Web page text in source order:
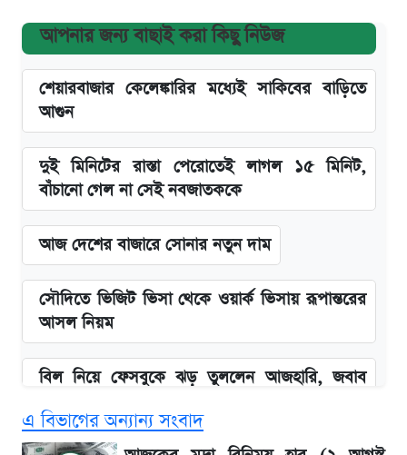
আপনার জন্য বাছাই করা কিছু নিউজ
শেয়ারবাজার কেলেঙ্কারির মধ্যেই সাকিবের বাড়িতে
আগুন
দুই মিনিটের রাস্তা পেরোতেই লাগল ১৫ মিনিট,
বাঁচানো গেল না সেই নবজাতককে
আজ দেশের বাজারে সোনার নতুন দাম
সৌদিতে ভিজিট ভিসা থেকে ওয়ার্ক ভিসায় রূপান্তরের
আসল নিয়ম
বিল নিয়ে ফেসবুকে ঝড় তুললেন আজহারি, জবাব
এ বিভাগের অন্যান্য সংবাদ